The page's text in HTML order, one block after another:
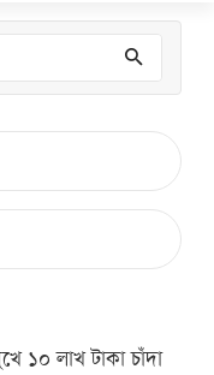
১০ লাখ টাকা চাঁদা